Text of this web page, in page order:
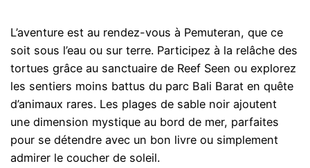
L’aventure est au rendez-vous à Pemuteran, que ce
soit sous l’eau ou sur terre. Participez à la relâche des
tortues grâce au sanctuaire de Reef Seen ou explorez
les sentiers moins battus du parc Bali Barat en quête
d’animaux rares. Les plages de sable noir ajoutent
une dimension mystique au bord de mer, parfaites
pour se détendre avec un bon livre ou simplement
admirer le coucher de soleil.